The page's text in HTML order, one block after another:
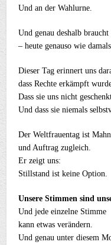
Und an der Wahlurne.
Und genau deshalb
– heute genauso wie damals.
Dieser Tag erinnert uns
dass Rechte erkämpft
Dass sie uns nicht
Und dass sie niemals
Der Weltfrauentag ist
und Auftrag zugleich.
Er zeigt uns:
Stillstand ist keine Option.
Unsere Stimmen sind
Und jede einzelne Stimme
kann etwas verändern.
Und genau unter diesem